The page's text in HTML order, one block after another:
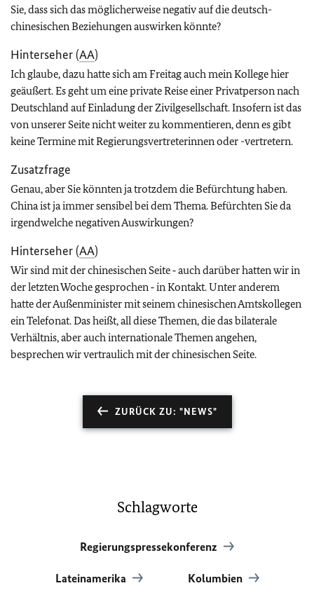
Sie, dass sich das möglicherweise negativ auf die deutsch-
chinesischen Beziehungen auswirken könnte?
Hinterseher (AA)
Ich glaube, dazu hatte sich am Freitag auch mein Kollege hier
geäußert. Es geht um eine private Reise einer Privatperson nach
Deutschland auf Einladung der Zivilgesellschaft. Insofern ist das
von unserer Seite nicht weiter zu kommentieren, denn es gibt
keine Termine mit Regierungsvertreterinnen oder -vertretern.
Zusatzfrage
Genau, aber Sie könnten ja trotzdem die Befürchtung haben.
China ist ja immer sensibel bei dem Thema. Befürchten Sie da
irgendwelche negativen Auswirkungen?
Hinterseher (AA)
Wir sind mit der chinesischen Seite ‑ auch darüber hatten wir in
der letzten Woche gesprochen ‑ in Kontakt. Unter anderem
hatte der Außenminister mit seinem chinesischen Amtskollegen
ein Telefonat. Das heißt, all diese Themen, die das bilaterale
Verhältnis, aber auch internationale Themen angehen,
besprechen wir vertraulich mit der chinesischen Seite.
ZURÜCK ZU: "NEWS"
Schlagworte
Regierungspressekonferenz
Lateinamerika Kolumbien